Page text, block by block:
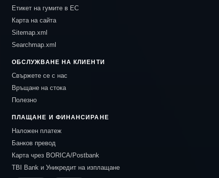
Етикет на гумите в ЕС
Карта на сайта
Sitemap.xml
Searchmap.xml
ОБСЛУЖВАНЕ НА КЛИЕНТИ
Свържете се с нас
Връщане на стока
Полезно
ПЛАЩАНЕ И ФИНАНСИРАНЕ
Наложен платеж
Банков превод
Карта чрез BORICA/Postbank
TBI Bank и Уникредит на изплащане